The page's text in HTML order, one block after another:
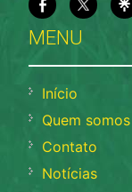
MENU
Início
Quem somos
Contato
Notícias